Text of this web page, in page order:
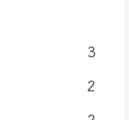
3
2